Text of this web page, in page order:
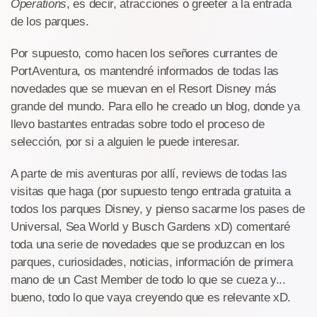
Operations, es decir, atracciones o greeter a la entrada
de los parques.
Por supuesto, como hacen los señores currantes de
PortAventura, os mantendré informados de todas las
novedades que se muevan en el Resort Disney más
grande del mundo. Para ello he creado un blog, donde ya
llevo bastantes entradas sobre todo el proceso de
selección, por si a alguien le puede interesar.
A parte de mis aventuras por allí, reviews de todas las
visitas que haga (por supuesto tengo entrada gratuita a
todos los parques Disney, y pienso sacarme los pases de
Universal, Sea World y Busch Gardens xD) comentaré
toda una serie de novedades que se produzcan en los
parques, curiosidades, noticias, información de primera
mano de un Cast Member de todo lo que se cueza y...
bueno, todo lo que vaya creyendo que es relevante xD.